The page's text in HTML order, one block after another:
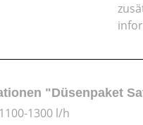
"Düsenpaket
1300 l/h